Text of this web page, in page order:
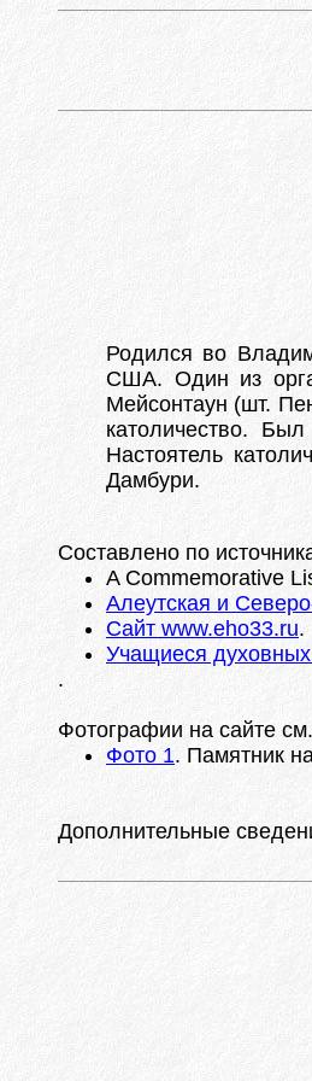
Родился во
США. Один из
Мейсонтаун (шт.
католичество.
Настоятель
Дамбури.
Составлено по
A Commemorative
Алеутская и
Сайт www.eho33.ru.
Учащиеся
.
Фотографии на сайте
Фото 1. Памятник
Дополнительные